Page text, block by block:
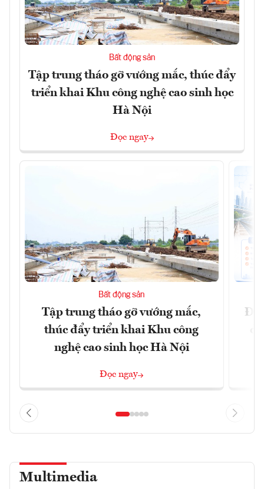
Bất động sản
Tập trung tháo gỡ vướng mắc, thúc đẩy
triển khai Khu công nghệ cao sinh học
Hà Nội
Đọc ngay
Bất động sản
Tập trung tháo gỡ vướng mắc,
thúc đẩy triển khai Khu công
nghệ cao sinh học Hà Nội
Đọc ngay
Multimedia